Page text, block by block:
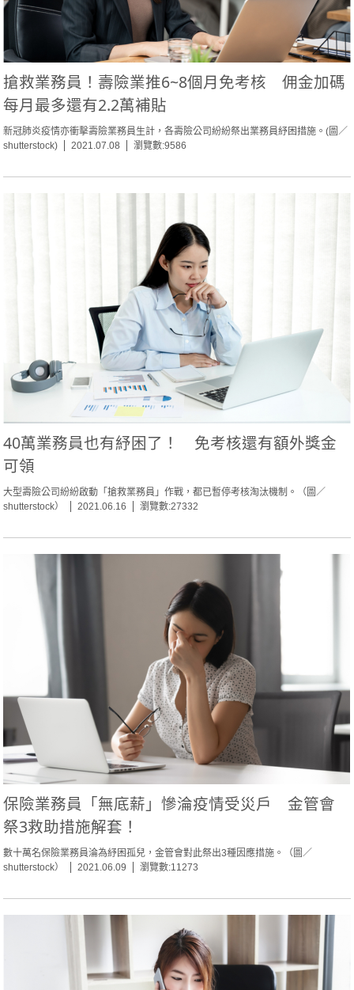
搶救業務員！壽險業推6~8個月免考核 佣金加碼
每月最多還有2.2萬補貼
新冠肺炎疫情亦衝擊壽險業務員生計，各壽險公司紛紛祭出業務員紓困措施。(圖／
shutterstock)
2021.07.08 瀏覽數:9586
40萬業務員也有紓困了！ 免考核還有額外獎金
可領
大型壽險公司紛紛啟動「搶救業務員」作戰，都已暫停考核淘汰機制。（圖／
shutterstock）
2021.06.16 瀏覽數:27332
保險業務員「無底薪」慘淪疫情受災戶 金管會
祭3救助措施解套！
數十萬名保險業務員淪為紓困孤兒，金管會對此祭出3種因應措施。（圖／
shutterstock）
2021.06.09 瀏覽數:11273